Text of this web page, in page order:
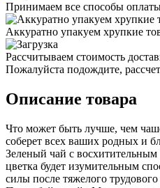
Принимаем все способы
Аккуратно упакуем хрупкие
Рассчитываем стоимость
Пожалуйста подождите,
Описание товара
Что может быть лучше, чем
соберет всех ваших родных и
Зеленый чай с
цветка будет изумительным
силы после тяжелого трудового